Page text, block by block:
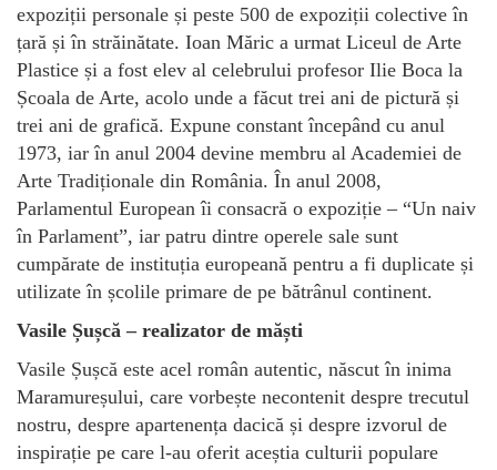
expoziții personale și peste 500 de expoziții colective în
țară și în străinătate. Ioan Măric a urmat Liceul de Arte
Plastice și a fost elev al celebrului profesor Ilie Boca la
Școala de Arte, acolo unde a făcut trei ani de pictură și
trei ani de grafică. Expune constant începând cu anul
1973, iar în anul 2004 devine membru al Academiei de
Arte Tradiționale din România. În anul 2008,
Parlamentul European îi consacră o expoziție – “Un naiv
în Parlament”, iar patru dintre operele sale sunt
cumpărate de instituția europeană pentru a fi duplicate și
utilizate în școlile primare de pe bătrânul continent.
Vasile Șușcă – realizator de măști
Vasile Șușcă este acel român autentic, născut în inima
Maramureșului, care vorbește necontenit despre trecutul
nostru, despre apartenența dacică și despre izvorul de
inspirație pe care l-au oferit aceștia culturii populare